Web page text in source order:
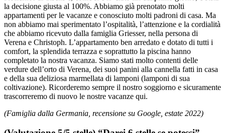
la decisione giusta al 100%. Abbiamo già prenotato molti
appartamenti per le vacanze e conosciuto molti padroni di casa. Ma
non abbiamo mai sperimentato l’ospitalità, l’attenzione e la cordialità
che abbiamo ricevuto dalla famiglia Griesser, nella persona di
Verena e Christoph. L’appartamento ben arredato e dotato di tutti i
comfort, la splendida terrazza e soprattutto la piscina hanno
completato la nostra vacanza. Siamo stati molto contenti delle
verdure dell’orto di Verena, dei suoi panini alla cannella fatti in casa
e della sua deliziosa marmellata di lamponi (lamponi di sua
coltivazione). Ricorderemo sempre il nostro soggiorno e sicuramente
trascorreremo di nuovo le nostre vacanze qui.
(Famiglia dalla Germania, recensione su Google, estate 2022)